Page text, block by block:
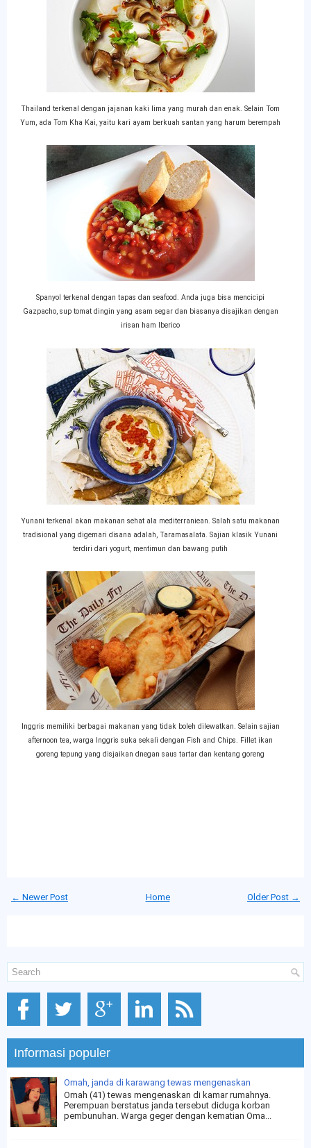
Thailand terkenal dengan jajanan kaki lima yang murah dan enak. Selain Tom
Yum, ada Tom Kha Kai, yaitu kari ayam berkuah santan yang harum berempah
Spanyol terkenal dengan tapas dan seafood. Anda juga bisa mencicipi
Gazpacho, sup tomat dingin yang asam segar dan biasanya disajikan dengan
irisan ham Iberico
Yunani terkenal akan makanan sehat ala mediterraniean. Salah satu makanan
tradisional yang digemari disana adalah, Taramasalata. Sajian klasik Yunani
terdiri dari yogurt, mentimun dan bawang putih
Inggris memiliki berbagai makanan yang tidak boleh dilewatkan. Selain sajian
afternoon tea, warga Inggris suka sekali dengan Fish and Chips. Fillet ikan
goreng tepung yang disjaikan dnegan saus tartar dan kentang goreng
← Newer Post Older Post →
Home
Informasi populer
Omah, janda di karawang tewas mengenaskan
Omah (41) tewas mengenaskan di kamar rumahnya.
Perempuan berstatus janda tersebut diduga korban
pembunuhan. Warga geger dengan kematian Oma...